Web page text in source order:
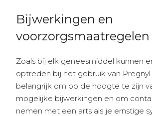
Bijwerkingen en
voorzorgsmaatregelen
Zoals bij elk geneesmiddel kunnen
optreden bij het gebruik van Pregnyl
belangrijk om op de hoogte te zijn
mogelijke bijwerkingen en om
nemen met een arts als je ernstige